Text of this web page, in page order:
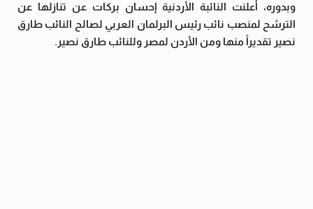
وبدوره، أعلنت النائبة الأردنية إحسان بركات عن تنازلها عن
الترشح لمنصب نائب رئيس البرلمان العربي لصالح النائب طارق
نصير تقديراً منها ومن الأردن لمصر وللنائب طارق نصير.